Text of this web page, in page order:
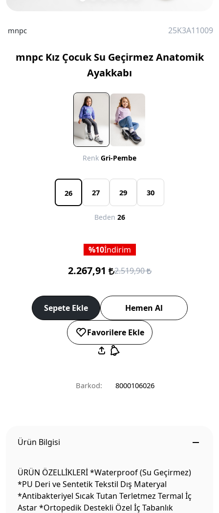
mnpc 25K3A11009
mnpc Kız Çocuk Su Geçirmez Anatomik
Ayakkabı
Renk Gri-Pembe
26 27 29 30
Beden 26
10İndirim
2.267,91 2.519,90
Sepete Ekle Hemen Al
Favorilere Ekle
Barkod: 8000106026
Ürün Bilgisi
ÜRÜN ÖZELLİKLERİ *Waterproof (Su Geçirmez)
*PU Deri ve Sentetik Tekstil Dış Materyal
*Antibakteriyel Sıcak Tutan Terletmez Termal İç
Astar *Ortopedik Destekli Özel İç Tabanlık